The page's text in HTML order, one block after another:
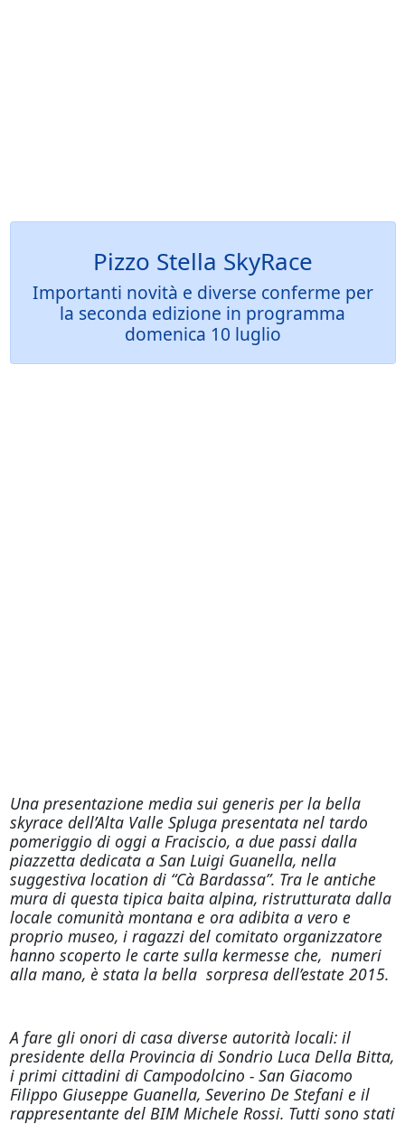
Pizzo Stella SkyRace
Importanti novità e diverse conferme per
la seconda edizione in programma
domenica 10 luglio
Una presentazione media sui generis per la bella
skyrace dell’Alta Valle Spluga presentata nel tardo
pomeriggio di oggia Fraciscio, a due passi dalla
piazzetta dedicata a San Luigi Guanella, nella
suggestiva location di “Cà Bardassa”. Tra le antiche
mura di questa tipica baita alpina, ristrutturata dalla
locale comunità montana e ora adibita a vero e
proprio museo, i ragazzi del comitato organizzatore
hanno scoperto le carte sulla kermesse che, numeri
alla mano, è stata la bella sorpresa dell’estate 2015.
A fare gli onori di casa diverse autorità locali: il
presidente della Provincia di Sondrio Luca Della Bitta,
i primi cittadini di Campodolcino - San Giacomo
Filippo Giuseppe Guanella, Severino De Stefani e il
rappresentante del BIM Michele Rossi. Tutti sono stati